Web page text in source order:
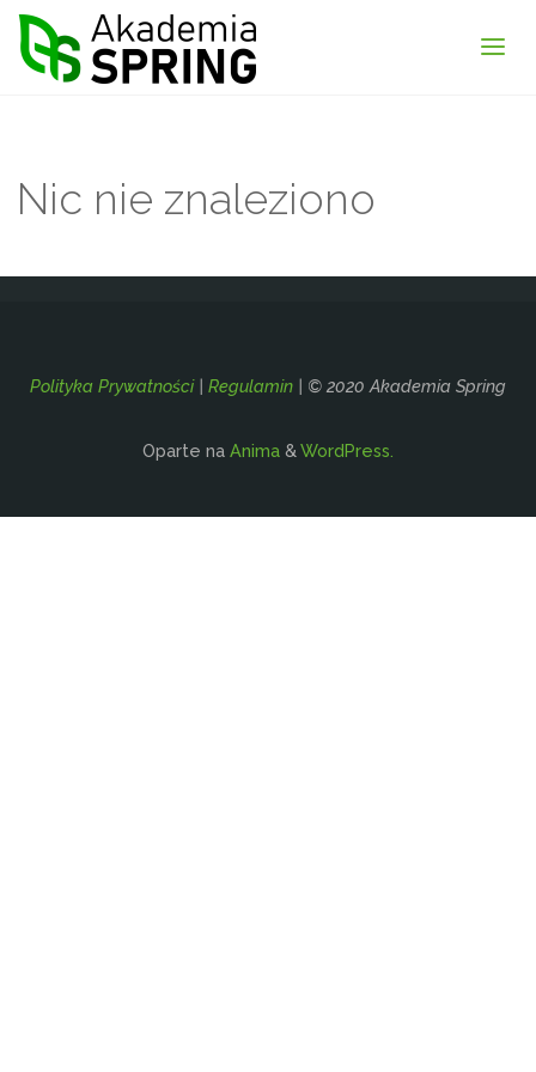
Nic nie znaleziono
Polityka Prywatności| Regulamin | © 2020 Akademia Spring
Oparte na Anima & WordPress.